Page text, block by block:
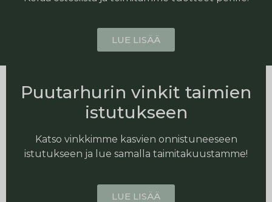
LUE LISÄÄ
Puutarhurin vinkit taimien
istutukseen
Katso vinkkimme kasvien onnistuneeseen
istutukseen ja lue samalla taimitakuustamme!
LUE LISÄÄ